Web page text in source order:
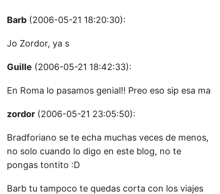
Barb (2006-05-21 18:20:30):
Jo Zordor, ya s
Guille (2006-05-21 18:42:33):
En Roma lo pasamos genial!! Preo eso sip esa ma
zordor (2006-05-21 23:05:50):
Bradforiano se te echa muchas veces de menos,
no solo cuando lo digo en este blog, no te
pongas tontito :D
Barb tu tampoco te quedas corta con los viajes